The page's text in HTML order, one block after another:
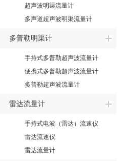
超声波明渠流量计
多声道超声波明渠流量计
多普勒明渠计
手持式多普勒超声波流量计
便携式多普勒超声波流量计
多普勒超声波流量计
雷达流量计
手持式电波（雷达）流速仪
雷达流速仪
雷达流量计